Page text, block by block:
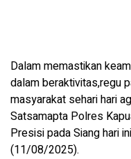
Dalam memastikan
dalam beraktivitas,regu
masyarakat sehari hari
Satsamapta Polres
Presisi pada Siang hari
(11/08/2025).